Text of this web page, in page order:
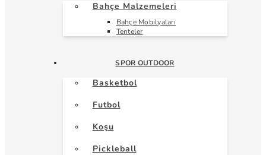
Bahçe Malzemeleri
Bahçe Mobilyaları
Tenteler
SPOR OUTDOOR
Basketbol
Futbol
Koşu
Pickleball